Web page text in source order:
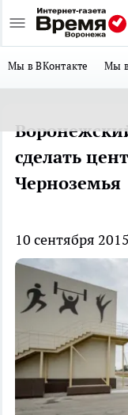
Мы в ВКонтакте Мы
сделать
Черноземья
10 сентября 2015